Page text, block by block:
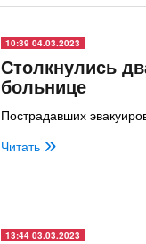
10:39 04.03.2023
Столкнулись
больнице
Пострадавших
Читать
13:44 03.03.2023